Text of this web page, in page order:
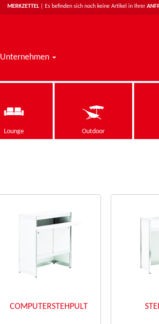
MERKZETTEL Es befinden sich noch keine Artikel in Ihrer
Unternehmen
Lounge Outdoor
COMPUTERSTEHPULT